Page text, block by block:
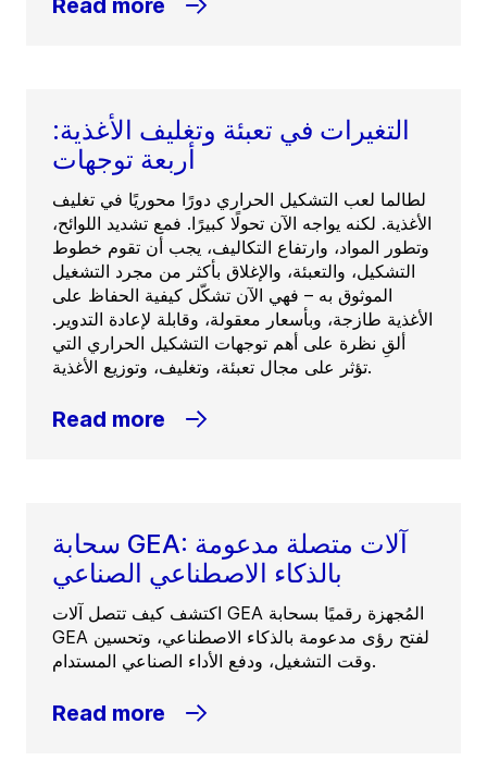
Read more
التغيرات في تعبئة وتغليف الأغذية:
أربعة توجهات
لطالما لعب التشكيل الحراري دورًا محوريًا في تغليف
الأغذية. لكنه يواجه الآن تحولًا كبيرًا. فمع تشديد اللوائح،
وتطور المواد، وارتفاع التكاليف، يجب أن تقوم خطوط
التشكيل، والتعبئة، والإغلاق بأكثر من مجرد التشغيل
الموثوق به – فهي الآن تشكّل كيفية الحفاظ على
الأغذية طازجة، وبأسعار معقولة، وقابلة لإعادة التدوير.
ألقِ نظرة على أهم توجهات التشكيل الحراري التي
تؤثر على مجال تعبئة، وتغليف، وتوزيع الأغذية.
Read more
سحابة GEA: آلات متصلة مدعومة
بالذكاء الاصطناعي الصناعي
اكتشف كيف تتصل آلات GEA المُجهزة رقميًا بسحابة
GEA لفتح رؤى مدعومة بالذكاء الاصطناعي، وتحسين
وقت التشغيل، ودفع الأداء الصناعي المستدام.
Read more